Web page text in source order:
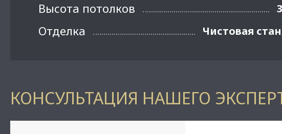
Высота потолков
Отделка Чистовая
КОНСУЛЬТАЦИЯ НАШЕГО